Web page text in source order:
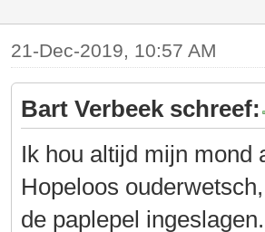
21-Dec-2019, 10:57 AM
Bart Verbeek schreef:
Ik hou altijd mijn mond
Hopeloos
de paplepel ingeslagen.